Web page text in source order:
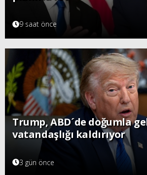
9 saat önce
Trump, ABD´de doğumla
vatandaşlığı kaldırıyor
3 gün önce